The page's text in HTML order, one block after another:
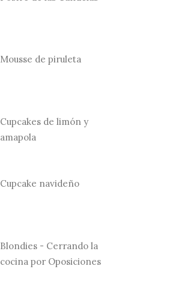
Mousse de piruleta
Cupcakes de limón y
amapola
Cupcake navideño
Blondies - Cerrando la
cocina por Oposiciones